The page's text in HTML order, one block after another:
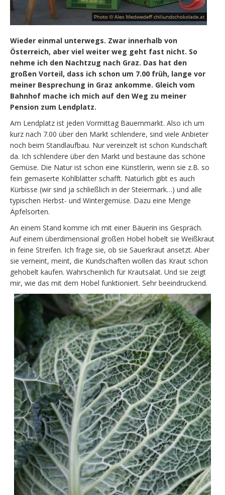
Wieder einmal unterwegs. Zwar innerhalb von
Österreich, aber viel weiter weg geht fast nicht. So
nehme ich den Nachtzug nach Graz. Das hat den
großen Vorteil, dass ich schon um 7.00 früh, lange vor
meiner Besprechung in Graz ankomme. Gleich vom
Bahnhof mache ich mich auf den Weg zu meiner
Pension zum Lendplatz.
Am Lendplatz ist jeden Vormittag Bauernmarkt. Also ich um
kurz nach 7.00 über den Markt schlendere, sind viele Anbieter
noch beim Standlaufbau. Nur vereinzelt ist schon Kundschaft
da. Ich schlendere über den Markt und bestaune das schöne
Gemüse. Die Natur ist schon eine Künstlerin, wenn sie z.B. so
fein gemaserte Kohlblätter schafft. Natürlich gibt es auch
Kürbisse (wir sind ja schließlich in der Steiermark…) und alle
typischen Herbst- und Wintergemüse. Dazu eine Menge
Äpfelsorten.
An einem Stand komme ich mit einer Bäuerin ins Gespräch.
Auf einem überdimensional großen Hobel hobelt sie Weißkraut
in feine Streifen. Ich frage sie, ob sie Sauerkraut ansetzt. Aber
sie verneint, meint, die Kundschaften wollen das Kraut schon
gehobelt kaufen. Wahrscheinlich für Krautsalat. Und sie zeigt
mir, wie das mit dem Hobel funktioniert. Sehr beeindruckend.